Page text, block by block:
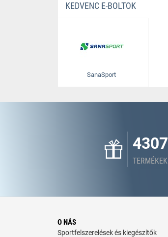
KEDVENC E-BOLTOK
SanaSport
4307
TERMÉKEK
O NÁS
Sportfelszerelések és kiegészítők